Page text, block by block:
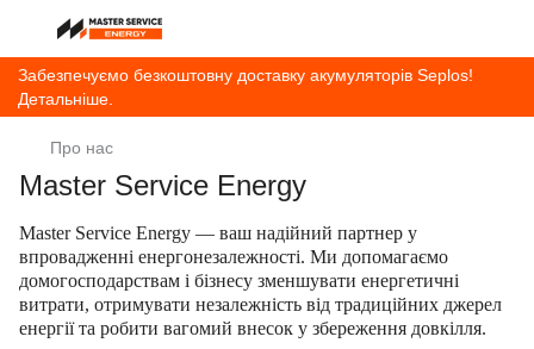
Забезпечуємо безкоштовну доставку акумуляторів Seplos!
Детальніше.
Про нас
Master Service Energy
Master Service Energy — ваш надійний партнер у
впровадженні енергонезалежності. Ми допомагаємо
домогосподарствам і бізнесу зменшувати енергетичні
витрати, отримувати незалежність від традиційних джерел
енергії та робити вагомий внесок у збереження довкілля.